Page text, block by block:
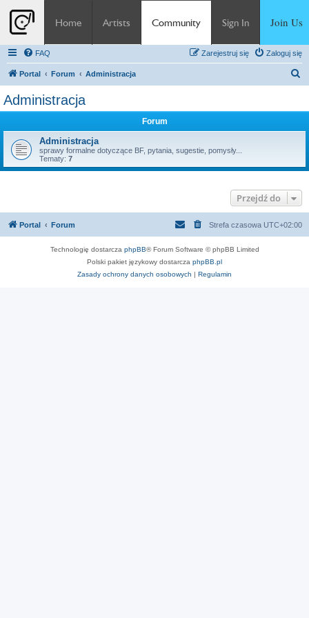
Home Artists Community Sign In Join Us
FAQ Zaloguj się
Zarejestruj się
Portal Forum Administracja
Administracja
Forum
Administracja
sprawy formalne dotyczące BF, pytania, sugestie, pomysły...
Tematy: 7
Przejdź do
Portal Forum Strefa czasowa UTC+02:00
Technologię dostarcza phpBB® Forum Software © phpBB Limited
Polski pakiet językowy dostarcza phpBB.pl
Zasady ochrony danych osobowych | Regulamin